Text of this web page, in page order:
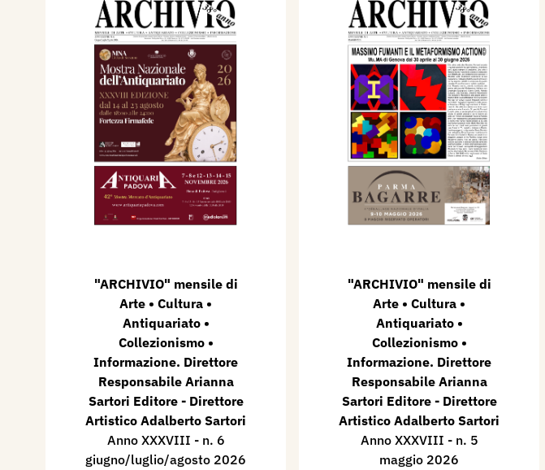
"ARCHIVIO" mensile di
Arte • Cultura •
Antiquariato •
Collezionismo •
Informazione. Direttore
Responsabile Arianna
Sartori Editore - Direttore
Artistico Adalberto Sartori
Anno XXXVIII - n. 6
giugno/luglio/agosto 2026
"ARCHIVIO" mensile di
Arte • Cultura •
Antiquariato •
Collezionismo •
Informazione. Direttore
Responsabile Arianna
Sartori Editore - Direttore
Artistico Adalberto Sartori
Anno XXXVIII - n. 5
maggio 2026